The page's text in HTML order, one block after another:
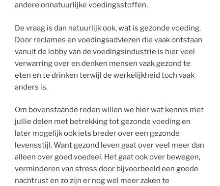
andere onnatuurlijke voedingsstoffen.
De vraag is dan natuurlijk ook, wat is gezonde voeding.
Door reclames en voedingsadviezen die vaak ontstaan
vanuit de lobby van de voedingsindustrie is hier veel
verwarring over en denken mensen vaak gezond te
eten en te drinken terwijl de werkelijkheid toch vaak
anders is.
Om bovenstaande reden willen we hier wat kennis met
jullie delen met betrekking tot gezonde voeding en
later mogelijk ook iets breder over een gezonde
levensstijl. Want gezond leven gaat over veel meer dan
alleen over goed voedsel. Het gaat ook over bewegen,
verminderen van stress door bijvoorbeeld een goede
nachtrust en zo zijn er nog wel meer zaken te